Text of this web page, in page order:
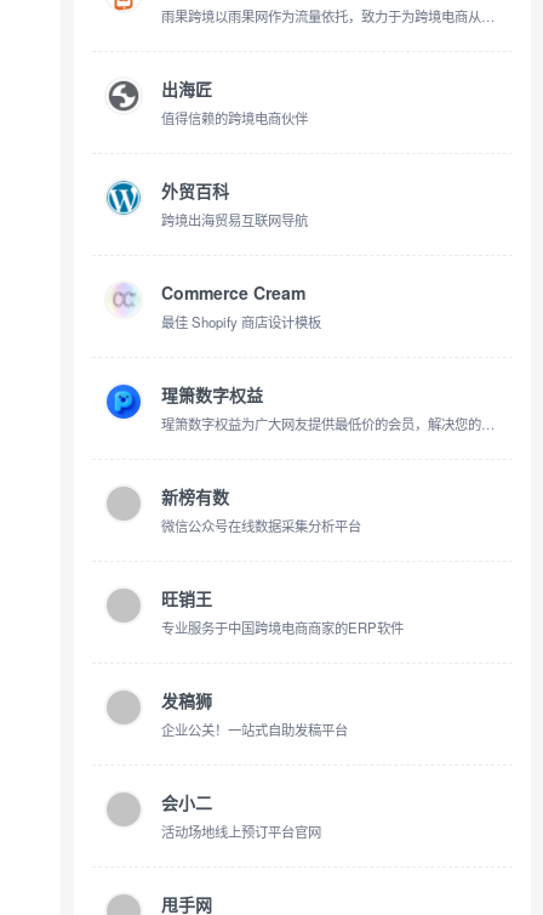
雨果跨境以雨果网作为流量依托，致力于为跨境电商从业者提供全球产业出海，链接全球流通，实现全球品牌的产业互联网平台，并拥有CCEE跨境智能选品平台，链接起跨境电商平台、服务商、工厂及众多卖家，致力打造集全球开店服务、品牌出海营销、独立站综合解决方案于一体的跨境电商全新生态链条！
出海匠
值得信赖的跨境电商伙伴
外贸百科
跨境出海贸易互联网导航
Commerce Cream
最佳 Shopify 商店设计模板
瑆箫数字权益
瑆箫数字权益为广大网友提供最低价的会员，解决您的官方购买价格昂贵问题。批发各大影视会员、腾讯会员、爱奇艺会员、优酷会员、电视会员、网盘会员、音乐会员、美团会员，饿了么会员等
新榜有数
微信公众号在线数据采集分析平台
旺销王
专业服务于中国跨境电商商家的ERP软件
发稿狮
企业公关！一站式自助发稿平台
会小二
活动场地线上预订平台官网
甩手网